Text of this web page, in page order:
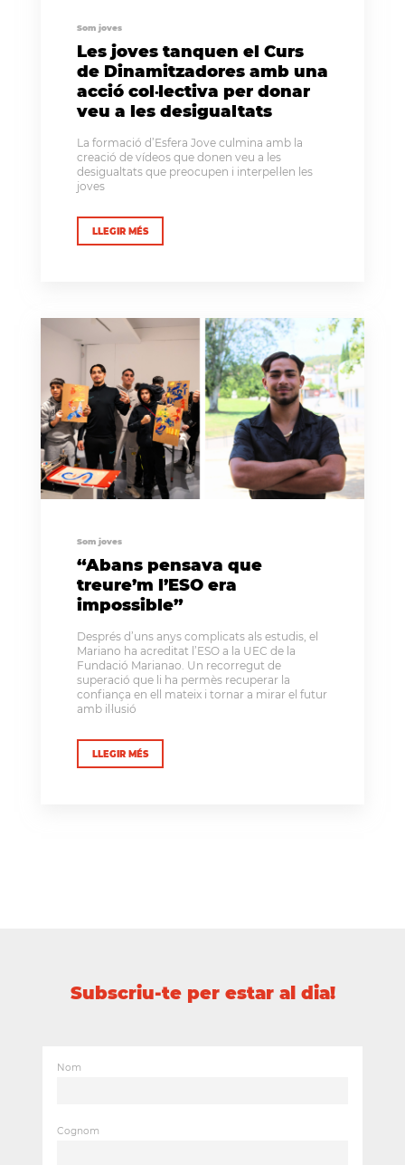
Som joves
Les joves tanquen el Curs
de Dinamitzadores amb una
acció col·lectiva per donar
veu a les desigualtats
La formació d’Esfera Jove culmina amb la
creació de vídeos que donen veu a les
desigualtats que preocupen i interpel·len les
joves
LLEGIR MÉS
Som joves
“Abans pensava que
treure’m l’ESO era
impossible”
Després d’uns anys complicats als estudis, el
Mariano ha acreditat l’ESO a la UEC de la
Fundació Marianao. Un recorregut de
superació que li ha permès recuperar la
confiança en ell mateix i tornar a mirar el futur
amb il·lusió
LLEGIR MÉS
Subscriu-te per estar al dia!
Nom
Cognom